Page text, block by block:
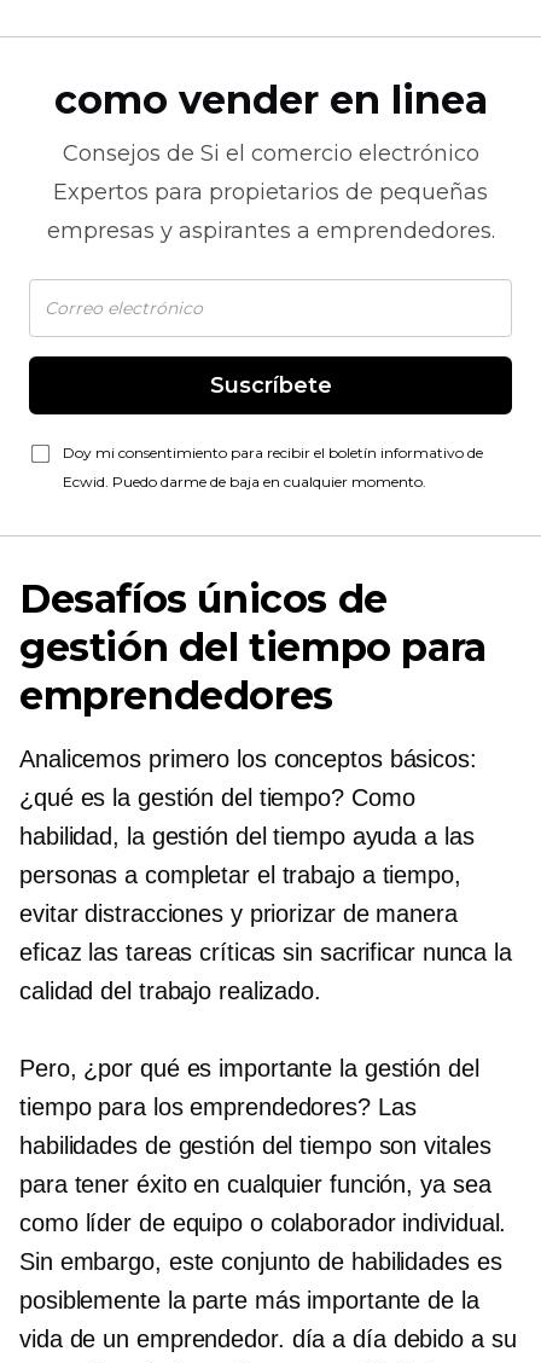
como vender en linea
Consejos de Si el comercio electrónico
Expertos para propietarios de pequeñas
empresas y aspirantes a emprendedores.
Suscríbete
Doy mi consentimiento para recibir el boletín informativo de
Ecwid. Puedo darme de baja en cualquier momento.
Desafíos únicos de
gestión del tiempo para
emprendedores
Analicemos primero los conceptos básicos:
¿qué es la gestión del tiempo? Como
habilidad, la gestión del tiempo ayuda a las
personas a completar el trabajo a tiempo,
evitar distracciones y priorizar de manera
eficaz las tareas críticas sin sacrificar nunca la
calidad del trabajo realizado.
Pero, ¿por qué es importante la gestión del
tiempo para los emprendedores? Las
habilidades de gestión del tiempo son vitales
para tener éxito en cualquier función, ya sea
como líder de equipo o colaborador individual.
Sin embargo, este conjunto de habilidades es
posiblemente la parte más importante de la
vida de un emprendedor. día a díadebido a su